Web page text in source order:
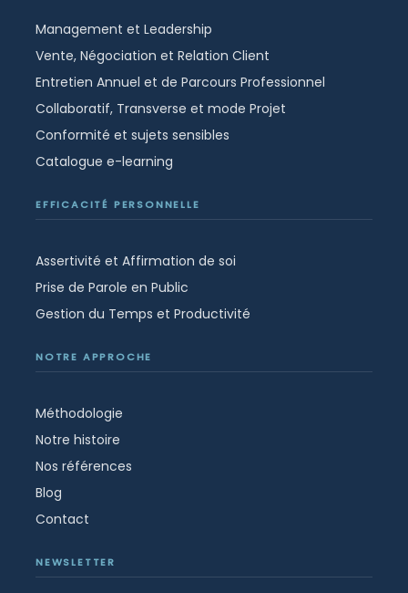
Management et Leadership
Vente, Négociation et Relation Client
Entretien Annuel et de Parcours Professionnel
Collaboratif, Transverse et mode Projet
Conformité et sujets sensibles
Catalogue e-learning
EFFICACITÉ PERSONNELLE
Assertivité et Affirmation de soi
Prise de Parole en Public
Gestion du Temps et Productivité
NOTRE APPROCHE
Méthodologie
Notre histoire
Nos références
Blog
Contact
NEWSLETTER